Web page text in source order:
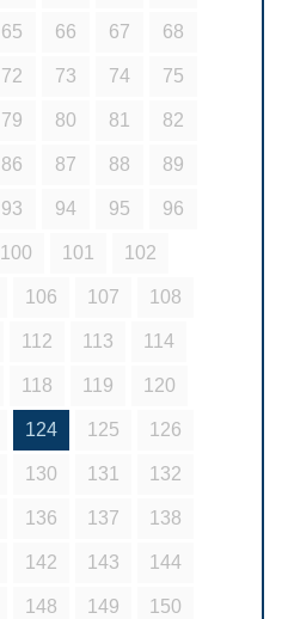
65 66 67 68
72 73 74 75
79 80 81 82
86 87 88 89
93 94 95 96
100 101 102
106 107 108
112 113 114
118 119 120
124 125 126
130 131 132
136 137 138
142 143 144
148 149 150